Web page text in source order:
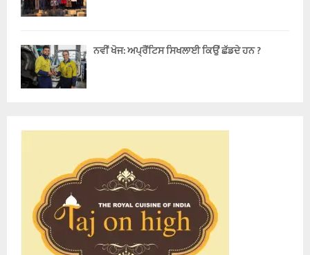
ਨਵੀਂ ਖੋਜ: ਅਪ੍ਰੈਂਟਿਸ ਸਿਖਲਾਈ ਕਿਉਂ ਛੱਡਦੇ ਹਨ ?